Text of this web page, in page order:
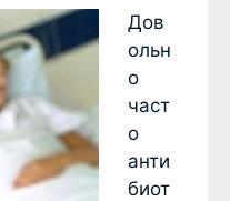
Дов
ольн
о
част
о
анти
биот